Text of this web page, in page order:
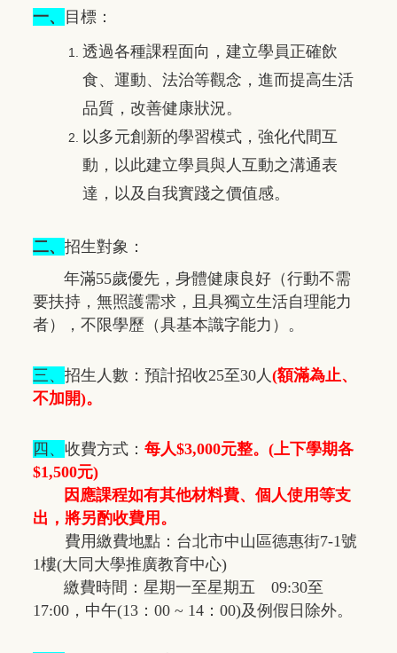
一、
目標：
透過各種課程面向，建立學員正確飲
食、運動、法治等觀念，進而提高生活
品質，改善健康狀況。
以多元創新的學習模式，強化代間互
動，以此建立學員與人互動之溝通表
達，以及自我實踐之價值感。
二、 招生對象：
年滿55歲優先，身體健康良好（行動不需
要扶持，無照護需求，且具獨立生活自理能力
者），不限學歷（具基本識字能力）。
三、 招生人數：預計招收25至30人(額滿為止、
不加開)。
四、 收費方式： 每人$3,000元整。(上下學期各
$1,500元)
因應課程如有其他材料費、個人使用等支
出，將另酌收費用。
費用繳費地點：台北市中山區德惠街7-1號
1樓(大同大學推廣教育中心)
繳費時間：星期一至星期五 09:30至
17:00，中午(13：00 ~ 14：00)及例假日除外。